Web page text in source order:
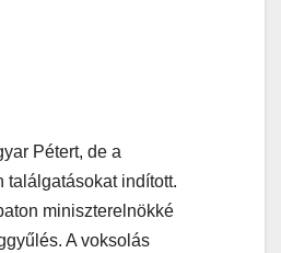
Pétert, de a
találgatásokat indított.
miniszterelnökké
A voksolás